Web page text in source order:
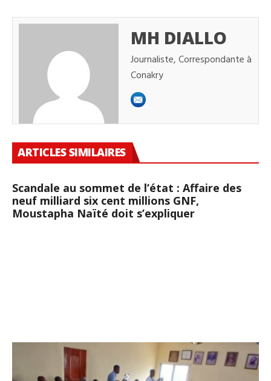
MH DIALLO
Journaliste, Correspondante à
Conakry
ARTICLES SIMILAIRES
Scandale au sommet de l’état : Affaire des
neuf milliard six cent millions GNF,
Moustapha Naïté doit s’expliquer